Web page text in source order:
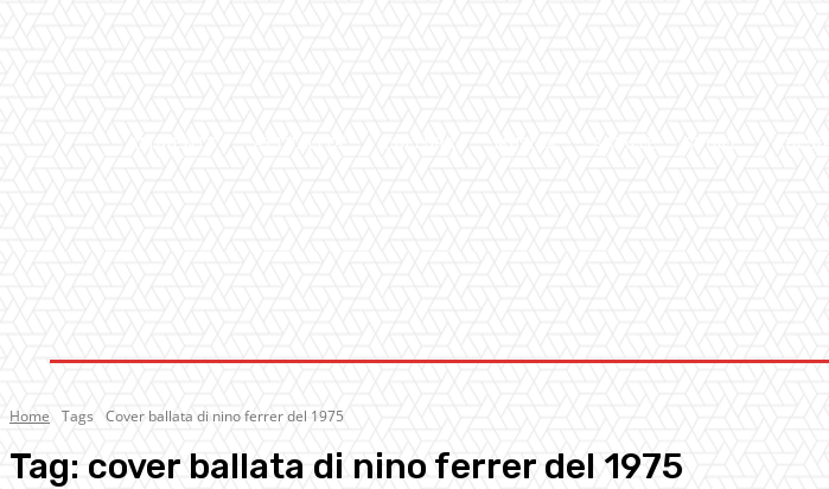
Home Tags Cover ballata di nino ferrer del 1975
Tag: cover ballata di nino ferrer del 1975